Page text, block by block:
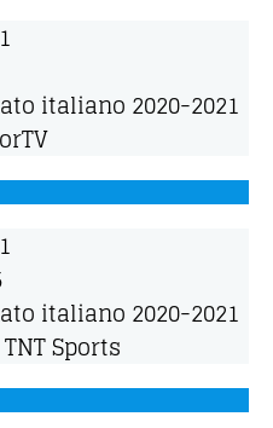
italiano 2020-2021
italiano 2020-2021
Sports